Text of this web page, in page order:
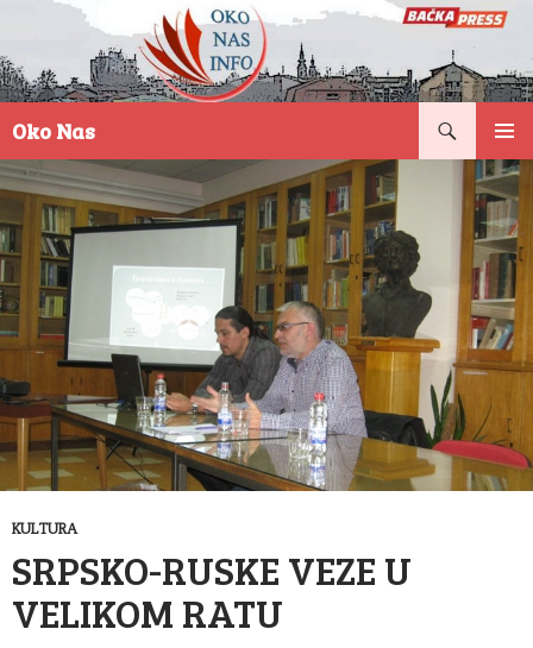
Oko Nas
NA
SADRŽAJ
KULTURA
SRPSKO-RUSKE VEZE U
VELIKOM RATU